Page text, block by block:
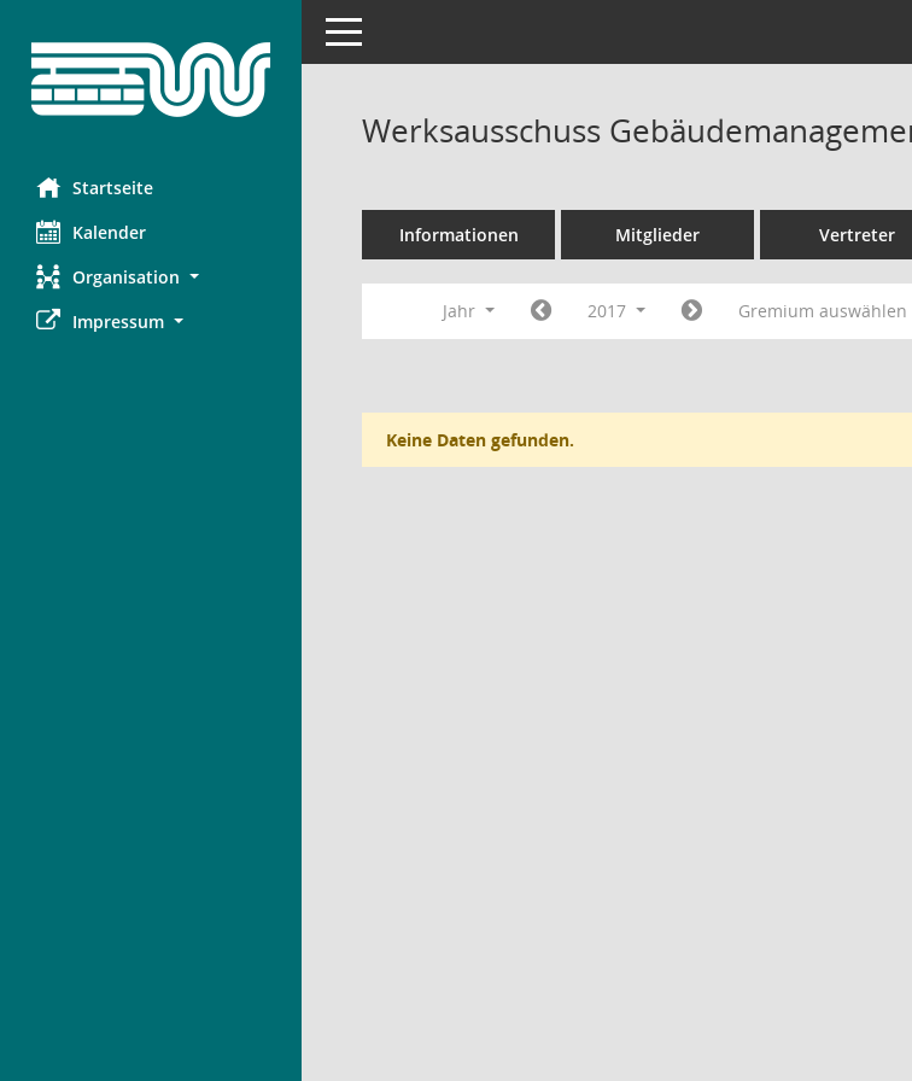
Startseite
Kalender
Organisation
Impressum
Toggle navigation
Werksausschuss
Informationen Mitglieder Vertreter
Jahr 2017 Gremium auswählen
Keine Daten gefunden.